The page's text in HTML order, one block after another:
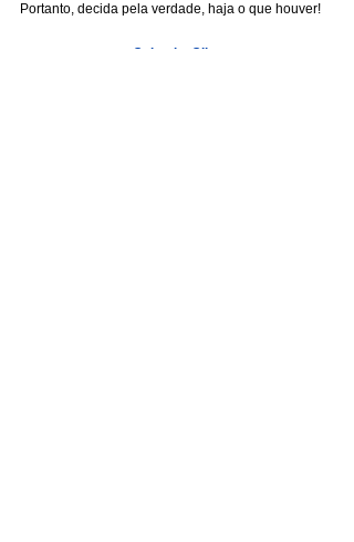
Portanto, decida pela verdade, haja o que houver!
Sulamita Silva